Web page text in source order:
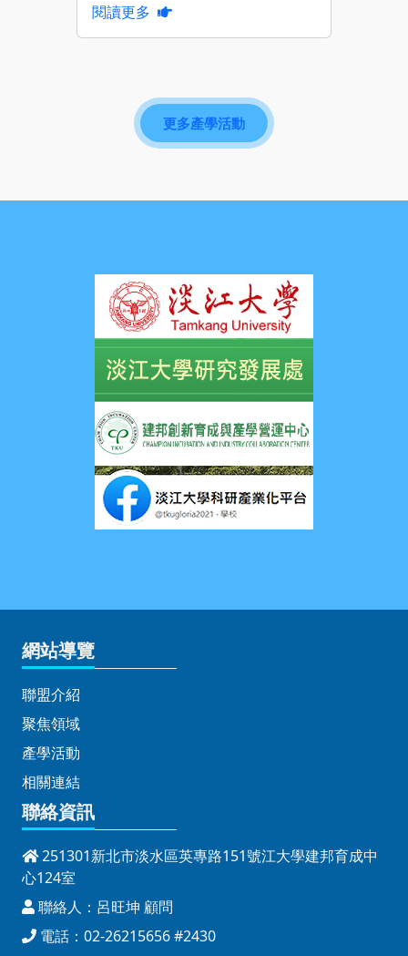
閱讀更多
更多產學活動
網站導覽
聯盟介紹
聚焦領域
產學活動
相關連結
聯絡資訊
251301新北市淡水區英專路151號江大學建邦育成中
心124室
聯絡人：呂旺坤 顧問
電話：02-26215656 #2430